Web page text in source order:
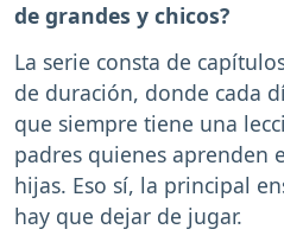
de grandes y chicos?
La serie consta de
de duración, donde cada
que siempre tiene una
padres quienes aprenden
hijas. Eso sí, la principal
hay que dejar de jugar.